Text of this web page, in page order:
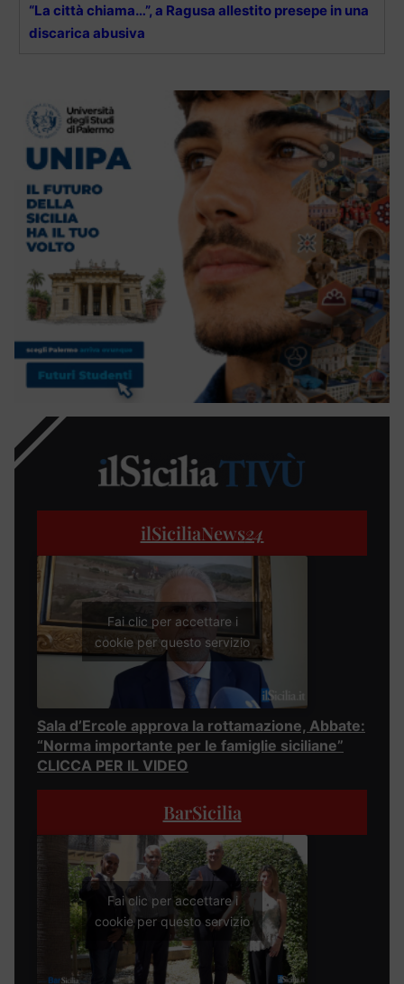
“La città chiama…”, a Ragusa allestito presepe in una
discarica abusiva
ilSiciliaNews24
Fai clic per accettare i
cookie per questo servizio
Sala d’Ercole approva la rottamazione, Abbate:
“Norma importante per le famiglie siciliane”
CLICCA PER IL VIDEO
BarSicilia
Fai clic per accettare i
cookie per questo servizio